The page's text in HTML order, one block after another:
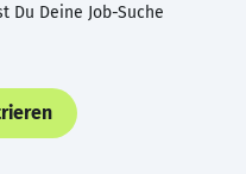
Du Deine Job-Suche